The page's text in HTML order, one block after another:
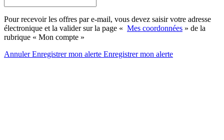
Pour recevoir les offres par e-mail, vous devez saisir votre adresse
électronique et la valider sur la page « Mes coordonnées » de la
rubrique « Mon compte »
AnnulerEnregistrer mon alerte Enregistrermon alerte